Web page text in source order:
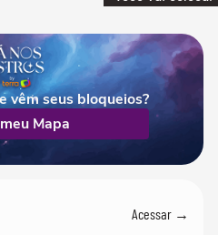
vêm seus bloqueios?
Mapa
Acessar →